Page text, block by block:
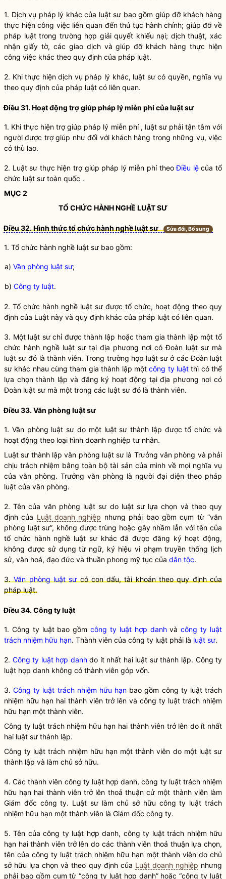
1. Dịch vụ pháp lý khác của luật sư bao gồm giúp đỡ khách hàng
thực hiện công việc liên quan đến thủ tục hành chính; giúp đỡ về
pháp luật trong trường hợp giải quyết khiếu nại; dịch thuật, xác
nhận giấy tờ, các giao dịch và giúp đỡ khách hàng thực hiện
công việc khác theo quy định của pháp luật.
2. Khi thực hiệndịch vụ pháp lý khác, luật sưcó quyền, nghĩa vụ
theo quy định của pháp luật có liên quan.
Điều 31. Hoạt động trợ giúp pháp lý miễn phí củaluật sư
1. Khi thực hiện trợ giúp pháp lý miễn phí , luật sưphải tận tâm với
người được trợ giúp như đối với khách hàng trong những vụ, việc
có thù lao.
2. Luật sư thực hiện trợ giúp pháp lý miễn phí theoĐiều lệcủatổ
chức luật sư toàn quốc .
MỤC 2
TỔ CHỨC HÀNH NGHỀ LUẬT SƯ
Điều 32. Hình thức tổ chức hành nghề luật sư Sửa đổi, Bổ sung
1. Tổ chức hành nghề luật sư bao gồm:
a) Văn phòng luật sư;
b) Công ty luật.
2. Tổ chức hành nghề luật sư được tổ chức, hoạt động theo quy
định của Luật này và quy định khác của pháp luật có liên quan.
3. Một luật sư chỉ được thành lập hoặc tham gia thành lập một tổ
chức hành nghề luật sư tại địa phương nơi cóĐoàn luật sư mà
luật sư đó là thành viên. Trong trường hợp luật sư ở cácĐoàn luật
sư khác nhau cùng tham gia thành lập mộtcông ty luậtthì có thể
lựa chọn thành lập và đăng ký hoạt động tại địa phương nơi có
Đoàn luật sư mà một trong các luật sư đó là thành viên.
Điều 33.Văn phòng luật sư
1. Văn phòng luật sư do một luật sư thành lập được tổ chức và
hoạt động theo loại hình doanh nghiệp tư nhân.
Luật sư thành lậpvăn phòng luật sư là Trưởng văn phòng và phải
chịu trách nhiệm bằng toàn bộ tài sản của mình về mọi nghĩa vụ
của văn phòng. Trưởng văn phòng là người đại diện theo pháp
luật của văn phòng.
2. Tên của văn phòng luật sư do luật sư lựa chọn và theo quy
định của Luật doanh nghiệp nhưng phải bao gồm cụm từ “văn
phòng luật sư”, không được trùng hoặc gây nhầm lẫn với tên của
tổ chức hành nghề luật sư khác đã được đăng ký hoạt động,
không được sử dụng từ ngữ, ký hiệu vi phạm truyền thống lịch
sử, văn hoá, đạo đức và thuần phong mỹ tục của dân tộc.
3.Văn phòng luật sưcó con dấu, tài khoản theo quy định của
pháp luật.
Điều 34.Công ty luật
1. Công ty luật bao gồmcông ty luật hợp danhvàcông ty luật
trách nhiệm hữu hạn. Thành viên của công ty luật phải là luật sư.
2. Công ty luật hợp danhdo ít nhất hai luật sưthành lập. Công ty
luật hợp danh không có thành viên góp vốn.
3.Công ty luật trách nhiệm hữu hạn bao gồm công ty luật trách
nhiệm hữu hạn hai thành viên trở lên và công ty luật trách nhiệm
hữu hạn một thành viên.
Công ty luật trách nhiệm hữu hạn hai thành viên trở lên do ít nhất
hai luật sư thành lập.
Công ty luật trách nhiệm hữu hạnmột thành viên do một luật sư
thành lập và làm chủ sở hữu.
4. Các thành viên công ty luật hợp danh,công ty luật trách nhiệm
hữu hạn hai thành viên trở lên thoả thuận cử một thành viên làm
Giám đốc công ty. Luật sưlàm chủ sở hữu công ty luật trách
nhiệm hữu hạn một thành viên là Giám đốc công ty.
5. Tên củacông ty luật hợp danh, công ty luật trách nhiệm hữu
hạn hai thành viên trở lên do các thành viên thoả thuận lựa chọn,
tên của công ty luật trách nhiệm hữu hạn một thành viên do chủ
sở hữu lựa chọn và theo quy định của Luật doanh nghiệp nhưng
phải bao gồm cụm từ “công ty luật hợp danh” hoặc “công ty luật